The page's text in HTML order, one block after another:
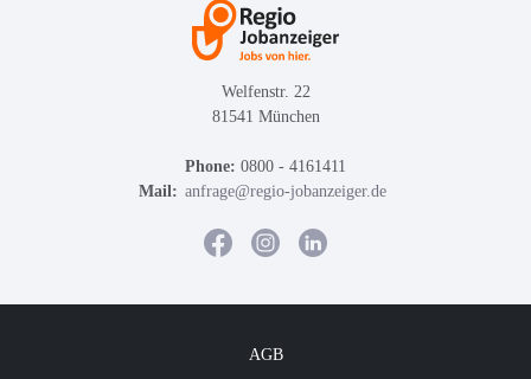
Welfenstr. 22
81541 München
Phone: 0800 - 4161411
Mail: anfrage@regio-jobanzeiger.de
AGB